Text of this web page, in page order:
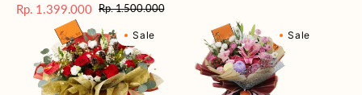
Harga
Rp. 1.399.000 Harga
reguler
Rp. 1.500.000
Radiance
Sale
Forever
Sale